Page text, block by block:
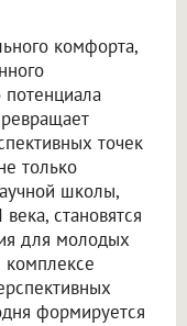
комфорта,
потенциала
точек
только
школы,
становятся
для молодых
формируется